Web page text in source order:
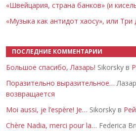
«Швейцария, страна банков» (и
«Музыка как антидот хаосу», или
ПОСЛЕДНИЕ КОММЕНТАРИИ
Большое спасибо, Лазарь! Sikorsky в
Поразительно выразительное…
возвращается
Moi aussi, je l’espère! Je… Sikorsky в
Chère Nadia, merci pour la… Federica